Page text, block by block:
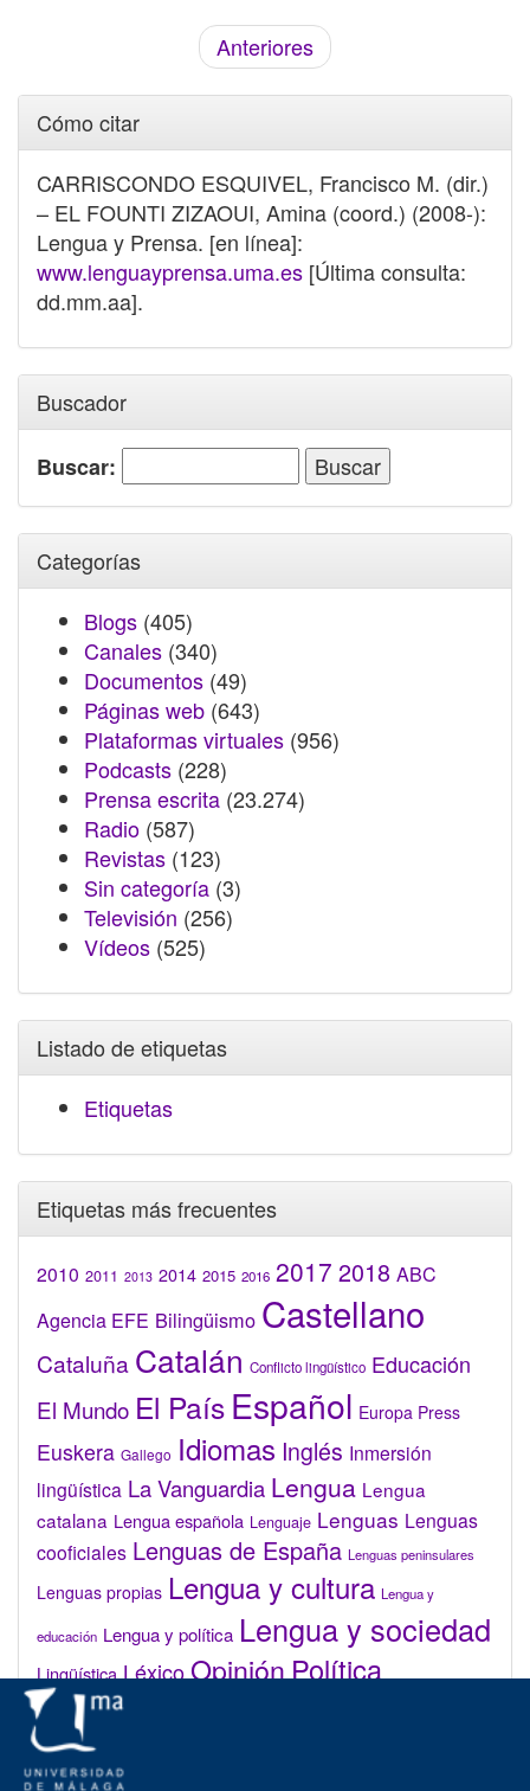
Anteriores
Cómo citar
CARRISCONDO ESQUIVEL, Francisco M. (dir.)
– EL FOUNTI ZIZAOUI, Amina (coord.) (2008-):
Lengua y Prensa. [en línea]:
www.lenguayprensa.uma.es [Última consulta:
dd.mm.aa].
Buscador
Buscar:
Categorías
Blogs (405)
Canales (340)
Documentos (49)
Páginas web (643)
Plataformas virtuales (956)
Podcasts (228)
Prensa escrita (23.274)
Radio (587)
Revistas (123)
Sin categoría (3)
Televisión (256)
Vídeos (525)
Listado de etiquetas
Etiquetas
Etiquetas más frecuentes
2010 2011 2013 2014 2015 2016 2017 2018 ABC
Agencia EFE Bilingüismo Castellano
Cataluña Catalán Conflicto lingüístico Educación
El Mundo El País Español Europa Press
Euskera Gallego Idiomas Inglés Inmersión
lingüística La Vanguardia Lengua Lengua
catalana Lengua española Lenguaje Lenguas Lenguas
cooficiales Lenguas de España Lenguas peninsulares
Lenguas propias Lengua y cultura Lengua y
educación Lengua y política Lengua y sociedad
Lingüística LéxicoOpiniónPolítica
lingüística
Valenciano